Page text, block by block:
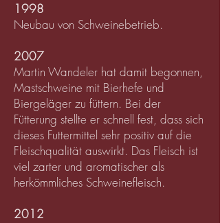
1998
Neubau von Schweinebetrieb.
2007
Martin Wandeler hat damit begonnen,
Mastschweine mit Bierhefe und
Biergeläger zu füttern. Bei der
Fütterung stellte er schnell fest, dass sich
dieses Futtermittel sehr positiv auf die
Fleischqualität auswirkt. Das Fleisch ist
viel zarter und aromatischer als
herkömmliches Schweinefleisch.
2012